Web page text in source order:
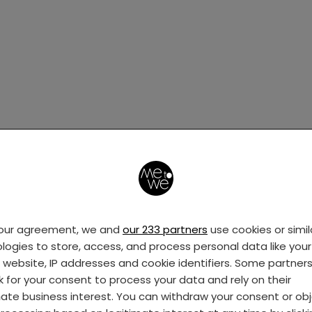
agreement, we and our 233 partners use cookies or
to store, access, and process personal data like
IP addresses and cookie identifiers. Some
for your consent to process your data and rely on their
business interest. You can withdraw your consent or
drie maanden, vier, vijf. Een jaar.
ging naar de huisarts, die me naar de
heel wat onderzoeken bleek dat er van alles aan
cystes en endometriose. Er was iets met mijn
arts letterlijk zei: je eerste zwangerschap is
We probeerden IUI, waarvoor ik mezelf
dat vond ik verschrikkelijk. Ik voelde me moe en
en Jurgen en ik hadden veel ruzie
gedroeg.